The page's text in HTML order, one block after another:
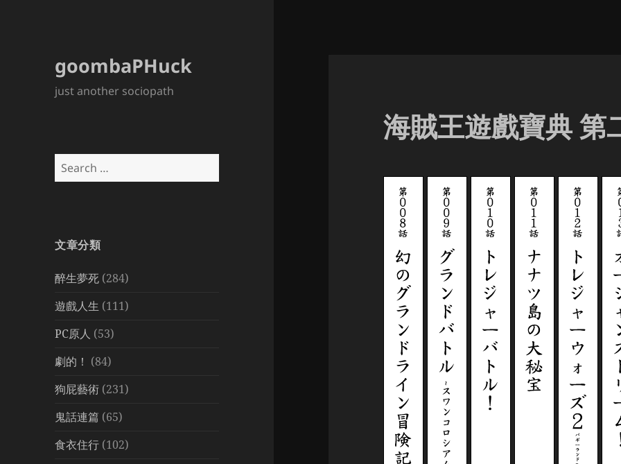
goombaPHuck
just another sociopath
Search
for:
文章分類
醉生夢死 (284)
遊戲人生 (111)
PC原人 (53)
劇的！ (84)
狗屁藝術 (231)
鬼話連篇 (65)
食衣住行 (102)
海賊王遊戲寶典 第